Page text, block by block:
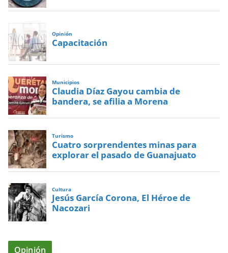
Opinión
Capacitación
Municipios
Claudia Díaz Gayou cambia de
bandera, se afilia a Morena
Turismo
Cuatro sorprendentes minas para
explorar el pasado de Guanajuato
Cultura
Jesús García Corona, El Héroe de
Nacozari
Opinión